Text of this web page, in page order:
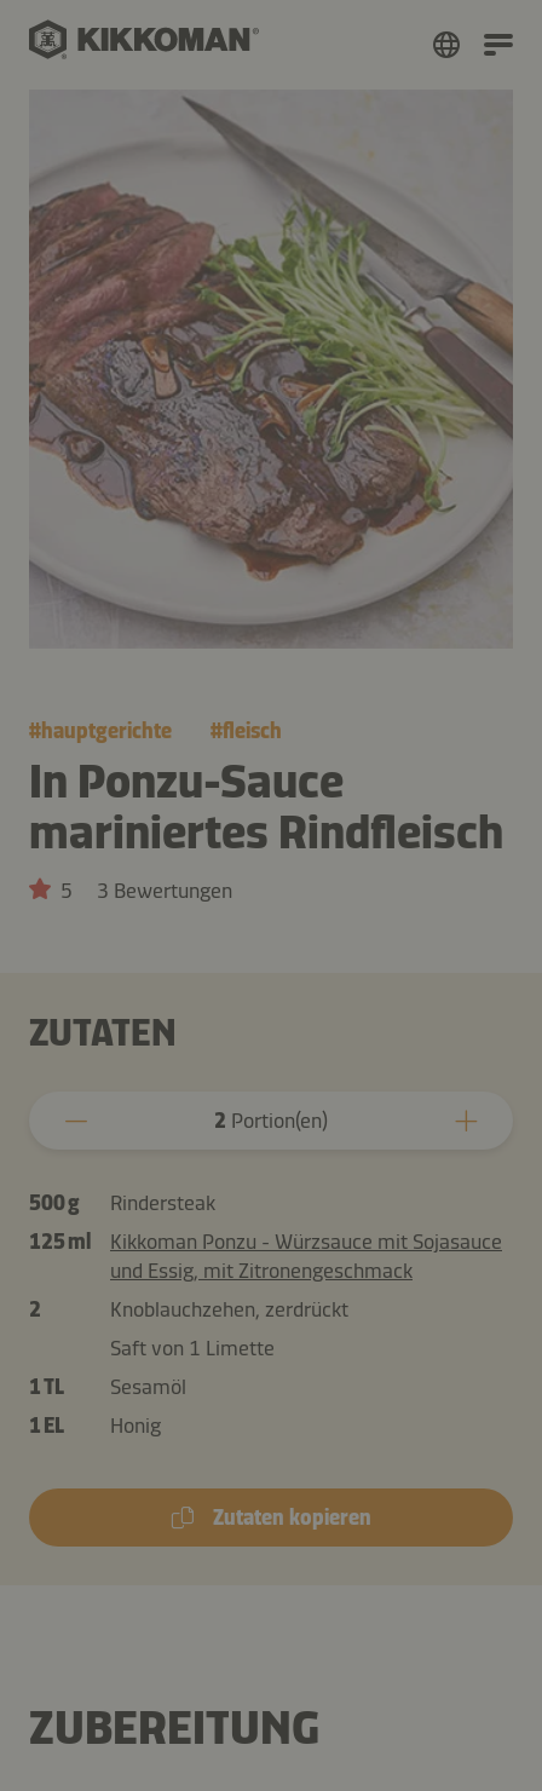
#hauptgerichte #fleisch
In Ponzu-Sauce
mariniertes Rindfleisch
5 3 Bewertungen
ZUTATEN
2 Portion(en)
500 g
Rindersteak
125 ml
Kikkoman Ponzu - Würzsauce mit Sojasauce
und Essig, mit Zitronengeschmack
2
Knoblauchzehen, zerdrückt
Saft von 1 Limette
1 TL
Sesamöl
1 EL
Honig
Zutaten kopieren
ZUBEREITUNG